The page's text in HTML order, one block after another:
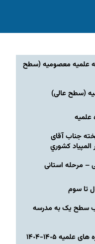
علمیه معصومیه‌ (سطح
(سطح عالی)
علمیه
جناب آقای
كشوري
– مرحله استانی
تا سوم
سطح یک به مدرسه
١۴٠۵-١۴٠۴